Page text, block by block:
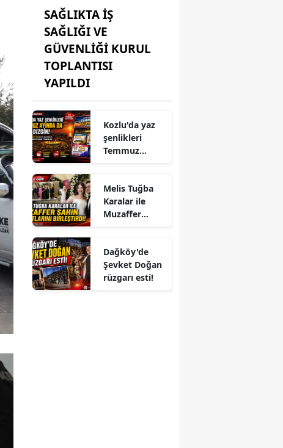
SAĞLIKTA İŞ
SAĞLIĞI VE
GÜVENLİĞİ KURUL
TOPLANTISI
YAPILDI
Kozlu'da yaz
şenlikleri
Temmuz
ediyor!
Melis Tuğba
Karalar ile
Muzaffer
Birleştirdi!
Dağköy'de
Şevket Doğan
rüzgarı esti!